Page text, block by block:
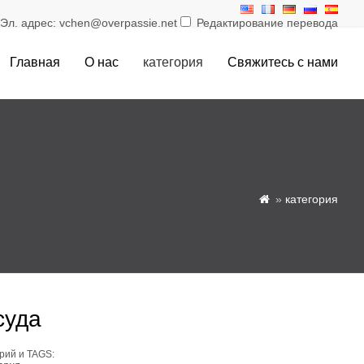
адрес: vchen@overpassie.net Редактирование перевода
Главная О нас категория Свяжитесь с нами
 » категория
и TAGS: